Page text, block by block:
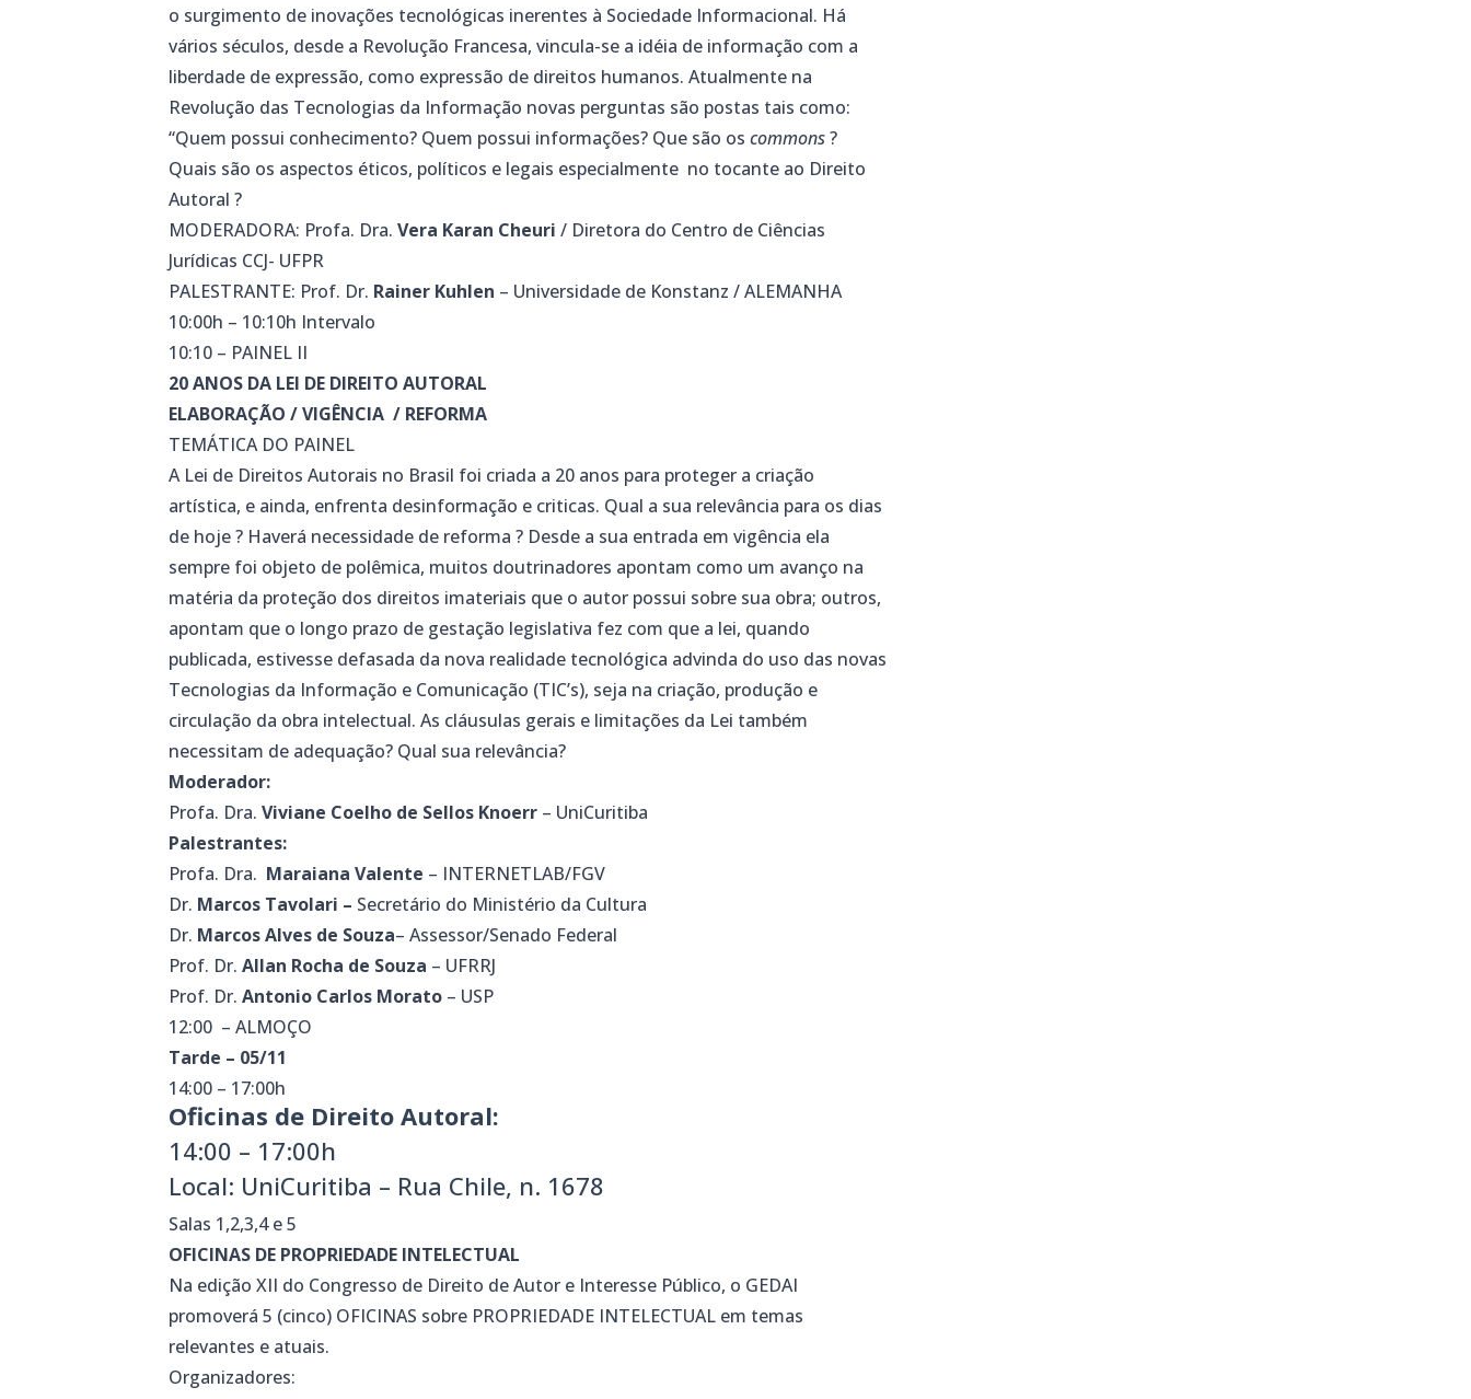
o surgimento de inovações tecnológicas inerentes à Sociedade Informacional. Há
vários séculos, desde a Revolução Francesa, vincula-se a idéia de informação com a
liberdade de expressão, como expressão de direitos humanos. Atualmente na
Revolução das Tecnologias da Informação novas perguntas são postas tais como:
“Quem possui conhecimento? Quem possui informações? Que são oscommons?
Quais são os aspectos éticos, políticos e legais especialmente no tocante ao Direito
Autoral ?
MODERADORA: Profa. Dra.Vera Karan Cheuri / Diretora do Centro de Ciências
Jurídicas CCJ- UFPR
PALESTRANTE: Prof. Dr. Rainer Kuhlen – Universidade de Konstanz / ALEMANHA
10:00h – 10:10h Intervalo
10:10 – PAINEL II
20 ANOS DA LEI DE DIREITO AUTORAL
ELABORAÇÃO / VIGÊNCIA / REFORMA
TEMÁTICA DO PAINEL
A Lei de Direitos Autorais no Brasil foi criada a 20 anos para proteger a criação
artística, e ainda, enfrenta desinformação e criticas. Qual a sua relevância para os dias
de hoje ? Haverá necessidade de reforma ? Desde a sua entrada em vigência ela
sempre foi objeto de polêmica, muitos doutrinadores apontam como um avanço na
matéria da proteção dos direitos imateriais que o autor possui sobre sua obra; outros,
apontam que o longo prazo de gestação legislativa fez com que a lei, quando
publicada, estivesse defasada da nova realidade tecnológica advinda do uso das novas
Tecnologias da Informação e Comunicação (TIC’s), seja na criação, produção e
circulação da obra intelectual. As cláusulas gerais e limitações da Lei também
necessitam de adequação? Qual sua relevância?
Moderador:
Profa. Dra.Viviane Coelho de Sellos Knoerr – UniCuritiba
Palestrantes:
Profa. Dra. Maraiana Valente – INTERNETLAB/FGV
Dr. Marcos Tavolari – Secretário do Ministério da Cultura
Dr. Marcos Alves de Souza– Assessor/Senado Federal
Prof. Dr.Allan Rocha de Souza – UFRRJ
Prof. Dr.Antonio Carlos Morato – USP
12:00 – ALMOÇO
Tarde – 05/11
14:00 – 17:00h
Oficinas de Direito Autoral:
14:00 – 17:00h
Local: UniCuritiba – Rua Chile, n. 1678
Salas 1,2,3,4 e 5
OFICINAS DE PROPRIEDADE INTELECTUAL
Na edição XII do Congresso de Direito de Autor e Interesse Público, o GEDAI
promoverá 5 (cinco) OFICINAS sobre PROPRIEDADE INTELECTUAL em temas
relevantes e atuais.
Organizadores: